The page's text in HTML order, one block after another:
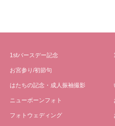
1stバースデー記念
お宮参り/初節句
はたちの記念・成人振袖撮影
ニューボーンフォト
フォトウェディング